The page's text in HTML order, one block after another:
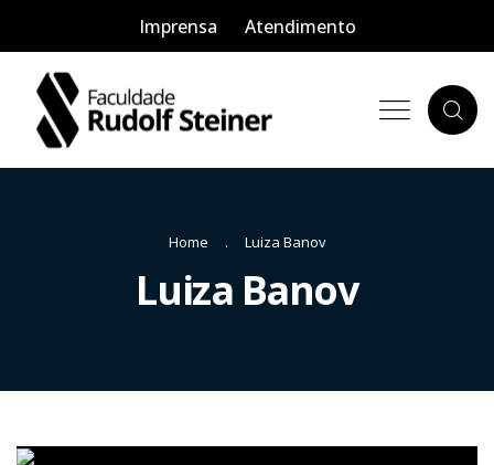
Imprensa Atendimento
Home Luiza Banov
Luiza Banov